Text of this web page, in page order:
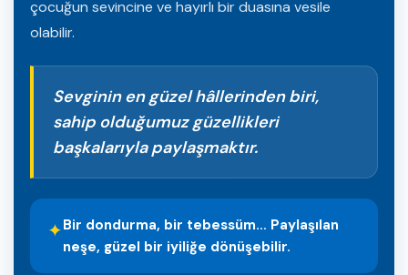
çocuğun sevincine ve hayırlı bir duasına vesile
olabilir.
Sevginin en güzel hâllerinden biri,
sahip olduğumuz güzellikleri
başkalarıyla paylaşmaktır.
✦Bir dondurma, bir tebessüm… Paylaşılan
neşe, güzel bir iyiliğe dönüşebilir.